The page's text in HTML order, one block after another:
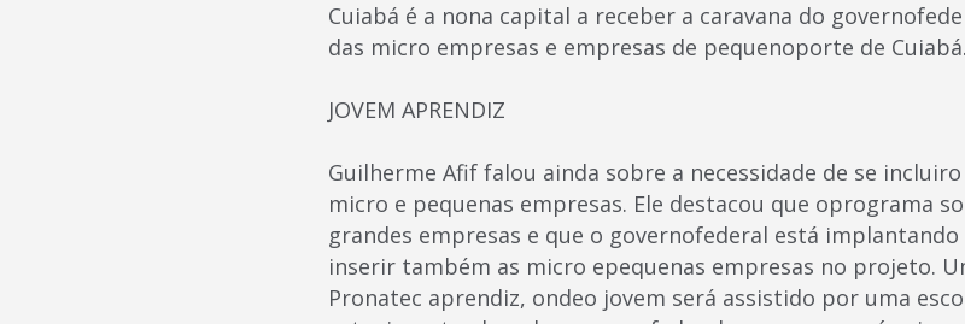
Cuiabá é a nona capital a receber a caravana do
das micro empresas e empresas de pequenoporte de Cuiabá.
JOVEM APRENDIZ
Guilherme Afif falou ainda sobre a necessidade de se
micro e pequenas empresas. Ele destacou que oprograma
grandes empresas e que o governofederal está
inserir também as micro epequenas empresas no projeto.
Pronatec aprendiz, ondeo jovem será assistido por uma